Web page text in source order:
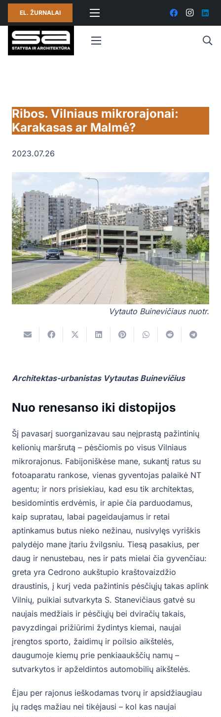
EL. ŽURNALAI
Ribos. Vilniaus mikrorajonai:
Karakasas ar Malmė?
2023.07.26
Vytauto Buinevičiaus nuotr.
Architektas-urbanistas Vytautas Buinevičius
Nuo renesanso iki distopijos
Šį pavasarį suorganizavau sau neįprastą pažintinių
kelionių maršrutą – pėsčiomis po visus Vilniaus
mikrorajonus. Fabijoniškėse mane, sukantį ratus su
fotoaparatu rankose, vienas gyventojas palaikė NT
agentu; ir nors prisiekiau, kad esu tik architektas,
besidomintis erdvėmis, ir apie čia parduodamus,
kaip supratau, labai pageidaujamus ir retai
aptinkamus butus nieko nežinau, nusivylęs vyriškis
palydėjo mane įtariu žvilgsniu. Tiesą pasakius, per
daug ir nenustebau, nes ir pats mielai čia gyvenčiau:
greta yra Cedrono aukštupio kraštovaizdžio
draustinis, į kurį veda pažintinis pėsčiųjų takas aplink
Vilnių, puikiai sutvarkyta S. Stanevičiaus gatvė su
naujais medžiais ir pėsčiųjų bei dviračių takais,
pavyzdingai prižiūrimi žydintys kiemai, naujai
įrengtos sporto, žaidimų ir poilsio aikštelės,
daugumoje kiemų prie penkiaaukščių namų –
sutvarkytos ir apželdintos automobilių aikštelės.
Ėjau per rajonus ieškodamas tvorų ir apsidžiaugiau
jų radęs mažiau nei tikėjausi – kol kas naujai